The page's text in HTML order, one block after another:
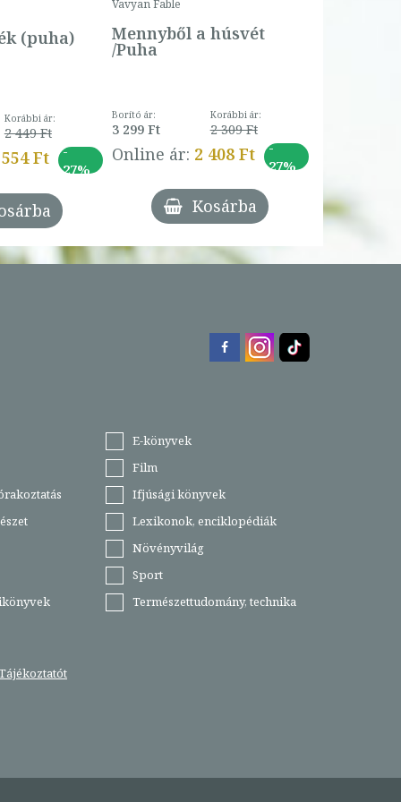
(puha)
Korábbi ár:
2 449 Ft
Ft
-
27%
Vavyan Fable
Mennyből a húsvét
/Puha
Borító ár:
3 299 Ft
Korábbi ár:
2 309 Ft
Online ár: 2 408 Ft
-
27%
Kosárba
E-könyvek
Film
Ifjúsági könyvek
Lexikonok, enciklopédiák
Növényvilág
Sport
Természettudomány, technika